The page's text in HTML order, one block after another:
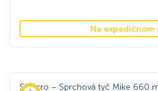
Na expedičnom
Sanicro – Sprchová tyč Mike 660